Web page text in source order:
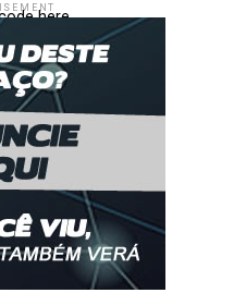
FALTA
(28) em atendimento
(28) em horário
here